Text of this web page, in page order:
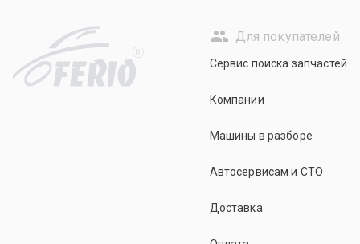
R
Для покупателей
Сервис поиска запчастей
Компании
Машины в разборе
Автосервисам и СТО
Доставка